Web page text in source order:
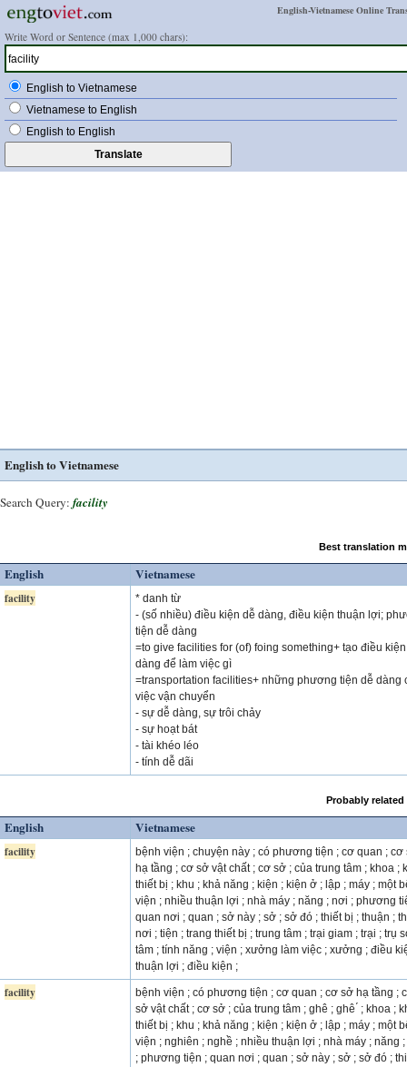
English-Vietnamese Online
Write Word or Sentence (max 1,000 chars):
English to Vietnamese
Vietnamese to English
English to English
English to Vietnamese
Search Query: facility
Best translation
English Vietnamese
facility
* danh từ
- (số nhiều) điều kiện dễ dàng, điều kiện thuận lợi;
tiện dễ dàng
=to give facilities for (of) foing something+ tạo điều
dàng để làm việc gì
=transportation facilities+ những phương tiện dễ dàng
việc vận chuyển
- sự dễ dàng, sự trôi chảy
- sự hoạt bát
- tài khéo léo
- tính dễ dãi
Probably
English Vietnamese
facility
bệnh viện ; chuyện này ; có phương tiện ; cơ quan ; cơ
hạ tầng ; cơ sở vật chất ; cơ sở ; của trung tâm ; khoa ;
thiết bị ; khu ; khả năng ; kiện ; kiện ở ; lập ; máy ; một
viện ; nhiều thuận lợi ; nhà máy ; năng ; nơi ; phương
quan nơi ; quan ; sở này ; sở ; sở đó ; thiết bị ; thuận ;
nơi ; tiện ; trang thiết bị ; trung tâm ; trại giam ; trại ; trụ
tâm ; tính năng ; viện ; xưởng làm việc ; xưởng ; điều
thuận lợi ; điều kiện ;
facility
bệnh viện ; có phương tiện ; cơ quan ; cơ sở hạ tầng ;
sở vật chất ; cơ sở ; của trung tâm ; ghê ; ghê ́ ; khoa ;
thiết bị ; khu ; khả năng ; kiện ; kiện ở ; lập ; máy ; một
viện ; nghiên ; nghề ; nhiều thuận lợi ; nhà máy ; năng
; phương tiện ; quan nơi ; quan ; sở này ; sở ; sở đó ;